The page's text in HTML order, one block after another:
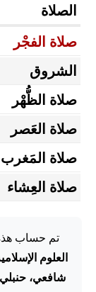
الصلاة
صلاة الفجْر
الشروق
صلاة الظُّهْر
صلاة العَصر
صلاة المَغرب
صلاة العِشاء
تم حساب
العلوم
شافعي،